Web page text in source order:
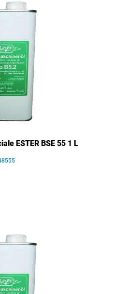
ESTER BSE 55 1 L